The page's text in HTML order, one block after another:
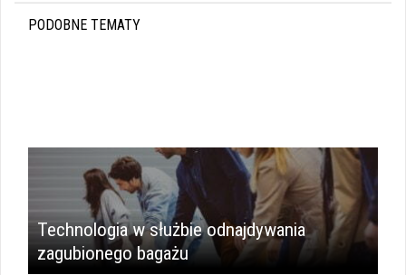
PODOBNE TEMATY
Technologia w służbie odnajdywania
zagubionego bagażu